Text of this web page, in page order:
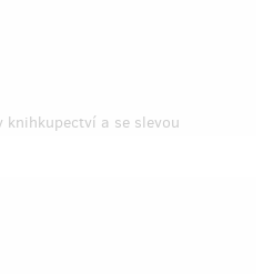
knihkupectví a se slevou